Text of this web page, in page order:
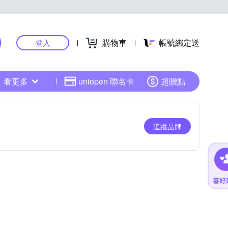
登入 購物車 帳號綁定送
看更多 uniopen 聯名卡 超贈點
追蹤品牌